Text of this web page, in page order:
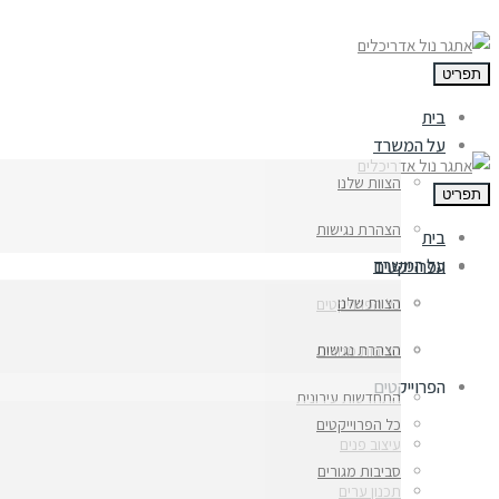
תפריט
בית
על המשרד
הצוות שלנו
הצהרת נגישות
הפרוייקטים
כל הפרוייקטים
סביבות מגורים
התחדשות עירונית
עיצוב פנים
תכנון ערים
תפריט
בית
על המשרד
הצוות שלנו
הצהרת נגישות
הפרוייקטים
כל הפרוייקטים
סביבות מגורים